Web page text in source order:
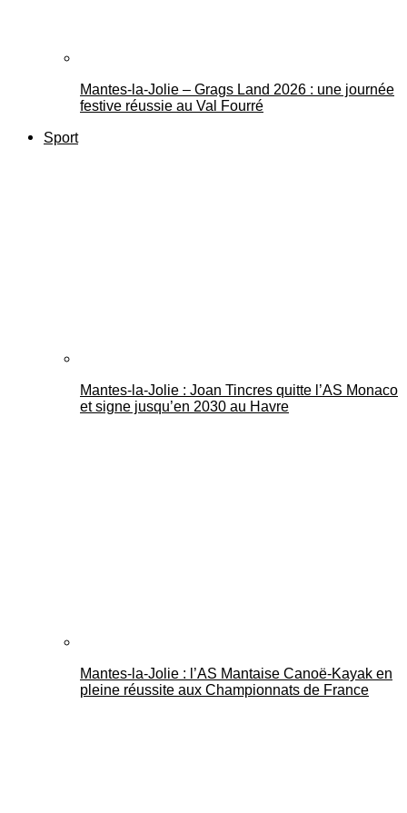
Mantes-la-Jolie – Grags Land 2026 : une journée
festive réussie au Val Fourré
Sport
Mantes-la-Jolie : Joan Tincres quitte l’AS Monaco
et signe jusqu’en 2030 au Havre
Mantes-la-Jolie : l’AS Mantaise Canoë‑Kayak en
pleine réussite aux Championnats de France